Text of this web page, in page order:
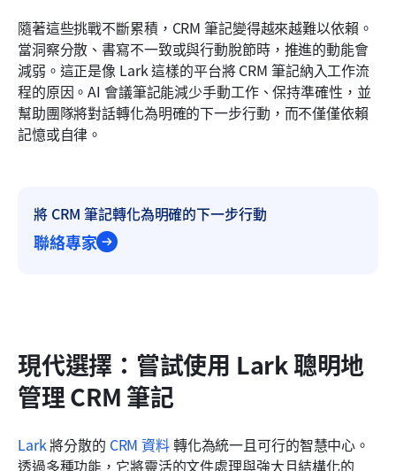
隨著這些挑戰不斷累積，CRM 筆記變得越來越難以依賴。
當洞察分散、書寫不一致或與行動脫節時，推進的動能會
減弱。這正是像 Lark 這樣的平台將 CRM 筆記納入工作流
程的原因。AI 會議筆記能減少手動工作、保持準確性，並
幫助團隊將對話轉化為明確的下一步行動，而不僅僅依賴
記憶或自律。
將 CRM 筆記轉化為明確的下一步行動
聯絡專家
現代選擇：嘗試使用 Lark 聰明地
管理 CRM 筆記
Lark 將分散的 CRM 資料 轉化為統一且可行的智慧中心。